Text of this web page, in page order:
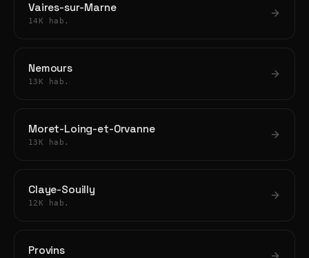
Vaires-sur-Marne
14K hab.
Nemours
13K hab.
Moret-Loing-et-Orvanne
13K hab.
Claye-Souilly
12K hab.
Provins